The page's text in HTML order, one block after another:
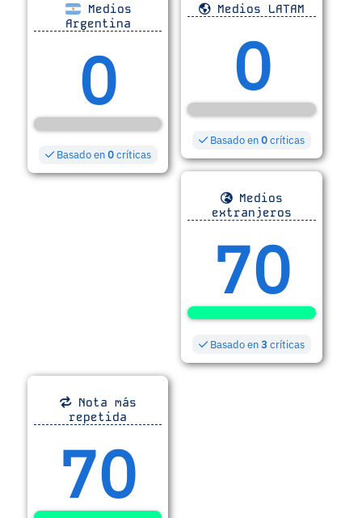
Medios
Argentina
0
Basado en0críticas
Medios LATAM
0
Basado en0críticas
Medios
extranjeros
70
Basado en3 críticas
Nota más
repetida
70